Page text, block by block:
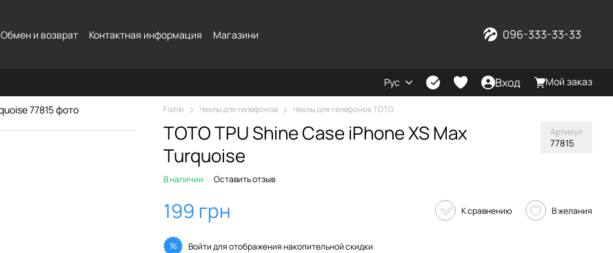
Обмен и возврат Контактная информация Магазини 096-333-33-33
Рус Вход Мой заказ
Fishki Чехлы для телефонов Чехлы для телефонов TOTO
TOTO TPU Shine Case iPhone XS Max
Turquoise
Артикул
77815
В наличии Оставить отзыв
199 грн К сравнению В желания
% Войтидля отображения накопительной скидки